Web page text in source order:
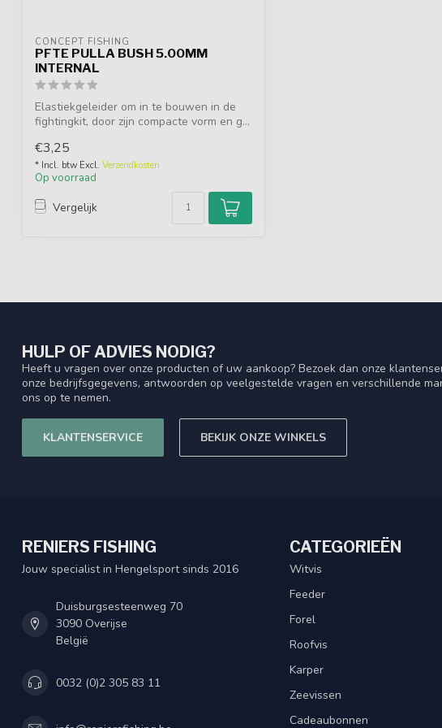
CONCEPT FISHING
PFTE PULLA BUSH 5.00MM
INTERNAL
Elastiekgeleider om in te bouwen in de
fightingkit, door zijn compacte vorm en g...
€3,25
* Incl. btw Excl. Verzendkosten
Op voorraad
Vergelijk
HULP OF ADVIES NODIG?
Heeft u vragen over onze producten of uw aankoop? Bezoek dan onze
onze bedrijfsgegevens, antwoorden op veelgestelde vragen en verschillende
ons op te nemen.
KLANTENSERVICE BEKIJK ONZE WINKELS
RENIERS FISHING
Jouw specialist in Hengelsport sinds 2016
Duisburgsesteenweg 70
3090 Overijse
België
0032 (0)2 305 83 11
CATEGORIEËN
Witvis
Feeder
Forel
Roofvis
Karper
Zeevissen
Cadeaubonnen